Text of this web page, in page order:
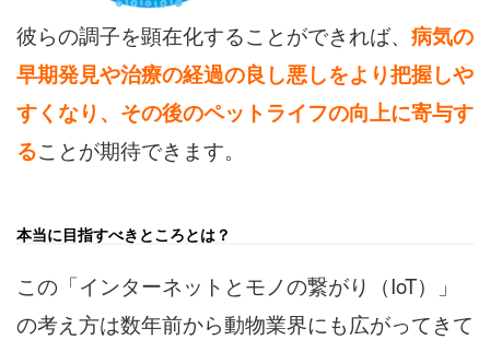
彼らの調子を顕在化することができれば、 病気の
早期発見や治療の経過の良し悪しをより把握しや
すくなり、その後のペットライフの向上に寄与す
ることが期待できます。
本当に目指すべきところとは？
この「インターネットとモノの繋がり（IoT）」
の考え方は数年前から動物業界にも広がってきて